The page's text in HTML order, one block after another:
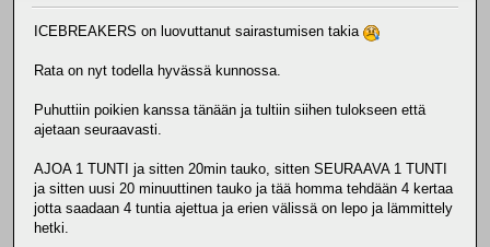
ICEBREAKERS on luovuttanut sairastumisen takia
Rata on nyt todella hyvässä kunnossa.
Puhuttiin poikien kanssa tänään ja tultiin siihen tulokseen että
ajetaan seuraavasti.
AJOA 1 TUNTI ja sitten 20min tauko, sitten SEURAAVA 1 TUNTI
ja sitten uusi 20 minuuttinen tauko ja tää homma tehdään 4 kertaa
jotta saadaan 4 tuntia ajettua ja erien välissä on lepo ja lämmittely
hetki.